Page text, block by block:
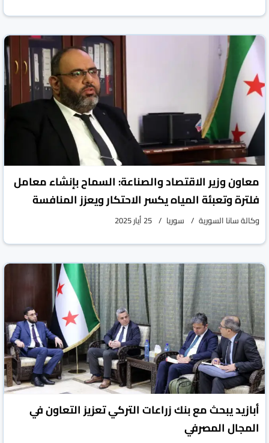
معاون وزير الاقتصاد والصناعة: السماح بإنشاء معامل
فلترة وتعبئة المياه يكسر الاحتكار ويعزز المنافسة
وكالة سانا السورية سوريا 25 أيار 2025
أبازيد يبحث مع بنك زراعات التركي تعزيز التعاون في
المجال المصرفي